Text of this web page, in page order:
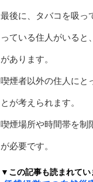
最後に、タバコを吸っ
っている住人がいると
があります。
喫煙者以外の住人にと
とが考えられます。
喫煙場所や時間帯を制
が必要です。
▼この記事も読まれてい